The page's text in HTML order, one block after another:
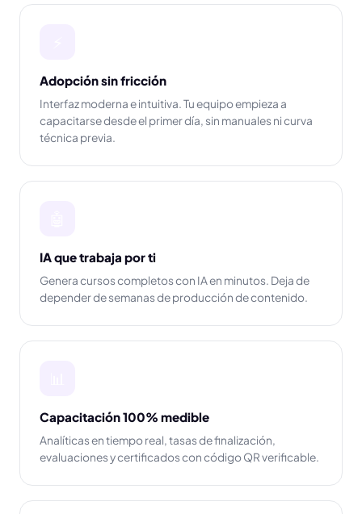
Adopción sin fricción
Interfaz moderna e intuitiva. Tu equipo empieza a
capacitarse desde el primer día, sin manuales ni curva
técnica previa.
IA que trabaja por ti
Genera cursos completos con IA en minutos. Deja de
depender de semanas de producción de contenido.
Capacitación 100% medible
Analíticas en tiempo real, tasas de finalización,
evaluaciones y certificados con código QR verificable.